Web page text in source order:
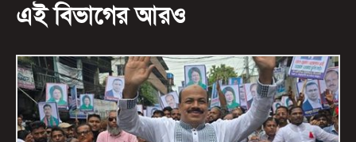
এই বিভাগের আরও